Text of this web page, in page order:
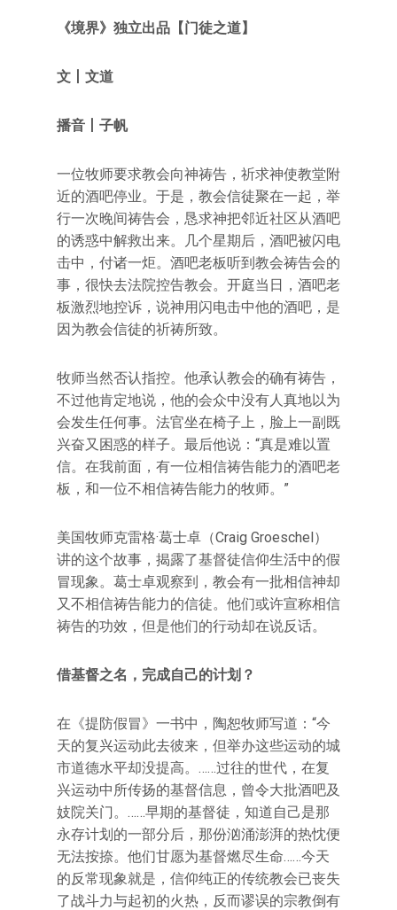
《境界》 独立出品【门徒之道】
文丨文道
播音丨子帆
一位牧师要求教会向神祷告，祈求神使教堂附
近的酒吧停业。于是，教会信徒聚在一起，举
行一次晚间祷告会，恳求神把邻近社区从酒吧
的诱惑中解救出来。几个星期后，酒吧被闪电
击中，付诸一炬。酒吧老板听到教会祷告会的
事，很快去法院控告教会。开庭当日，酒吧老
板激烈地控诉，说神用闪电击中他的酒吧，是
因为教会信徒的祈祷所致。
牧师当然否认指控。他承认教会的确有祷告，
不过他肯定地说，他的会众中没有人真地以为
会发生任何事。法官坐在椅子上，脸上一副既
兴奋又困惑的样子。最后他说：“真是难以置
信。在我前面，有一位相信祷告能力的酒吧老
板，和一位不相信祷告能力的牧师。”
美国牧师克雷格·葛士卓（Craig Groeschel）
讲的这个故事，揭露了基督徒信仰生活中的假
冒现象。葛士卓观察到，教会有一批相信神却
又不相信祷告能力的信徒。他们或许宣称相信
祷告的功效，但是他们的行动却在说反话。
借基督之名，完成自己的计划？
在《提防假冒》一书中，陶恕牧师写道：“今
天的复兴运动此去彼来，但举办这些运动的城
市道德水平却没提高。……过往的世代，在复
兴运动中所传扬的基督信息，曾令大批酒吧及
妓院关门。……早期的基督徒，知道自己是那
永存计划的一部分后，那份汹涌澎湃的热忱便
无法按捺。他们甘愿为基督燃尽生命……今天
的反常现象就是，信仰纯正的传统教会已丧失
了战斗力与起初的火热，反而谬误的宗教倒有